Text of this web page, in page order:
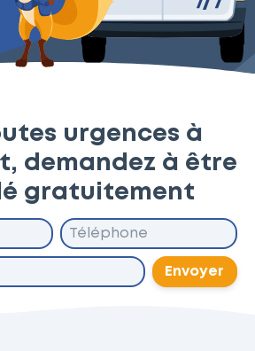
urgences à
demandez à être
gratuitement
Envoyer